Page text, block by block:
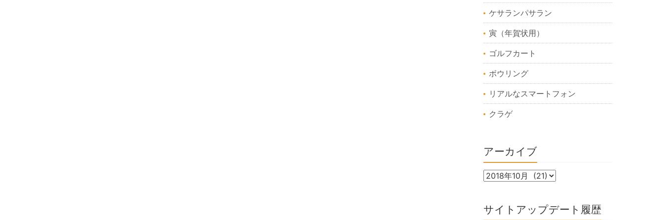
ケサランパサラン
寅（年賀状用）
ゴルフカート
ボウリング
リアルなスマートフォン
クラゲ
アーカイブ
サイトアップデート履歴